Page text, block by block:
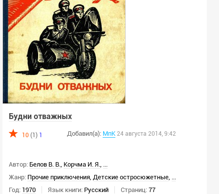
Будни отважных
10 (1) 1 Добавил(а): МпК 24 августа 2014, 9:42
Автор: Белов В. В. Корчма И. Я.
Жанр: Прочие приключения Детские остросюжетные
Год: 1970 Язык книги: Русский Страниц: 77